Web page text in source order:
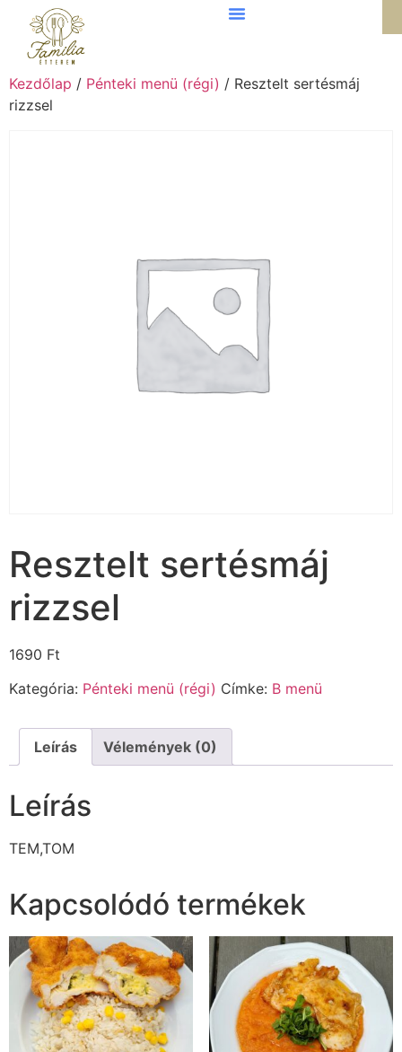
Kezdőlap / Pénteki menü (régi) / Resztelt sertésmáj
rizzsel
Resztelt sertésmáj
rizzsel
1690 Ft
Kategória: Pénteki menü (régi) Címke: B menü
Leírás Vélemények (0)
Leírás
TEM,TOM
Kapcsolódó termékek